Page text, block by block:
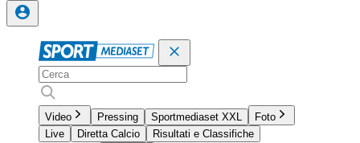
Video Pressing Sportmediaset XXL
Foto
Live
Diretta Calcio
Risultati e Classifiche